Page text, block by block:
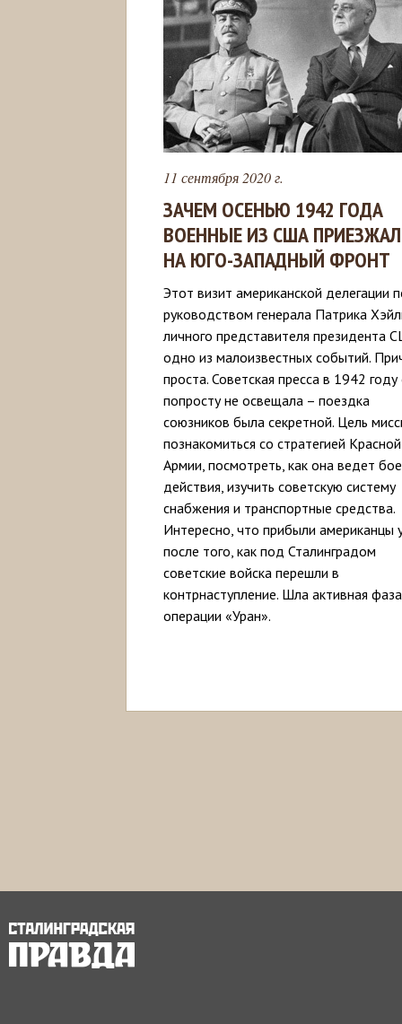
11 сентября 2020 г.
ЗАЧЕМ ОСЕНЬЮ 1942 ГОДА
ВОЕННЫЕ ИЗ США
НА ЮГО-ЗАПАДНЫЙ ФРОНТ
Этот визит американской делегации
руководством генерала Патрика
личного представителя президента
одно из малоизвестных событий.
проста. Советская пресса в 1942 году
попросту не освещала – поездка
союзников была секретной. Цель
познакомиться со стратегией Красной
Армии, посмотреть, как она ведет
действия, изучить советскую систему
снабжения и транспортные средства.
Интересно, что прибыли американцы
после того, как под Сталинградом
советские войска перешли в
контрнаступление. Шла активная фаза
операции «Уран».